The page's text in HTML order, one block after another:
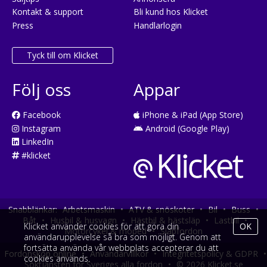
Kontakt & support
Press
Tyck till om Klicket
Bli kund hos Klicket
Handlarlogin
Följ oss
Facebook
Instagram
LinkedIn
#klicket
Appar
iPhone & iPad (App Store)
Android (Google Play)
Snabblänkar: Arbetsmaskin • ATV & snöskoter • Bil • Buss •
Båt • Husbil & husvagn • Hästbil & hästsläp • Lastbil •
Motorcykel & moped • Släpfordon
Fordonsköp online • Användarvillkor • Integritetspolicy & GDPR •
Söktjänsten för Sveriges alla fordon • © 2026 Klicket.se
Klicket använder cookies för att göra din
användarupplevelse så bra som möjligt. Genom att
fortsätta använda vår webbplats accepterar du att
cookies används.
OK